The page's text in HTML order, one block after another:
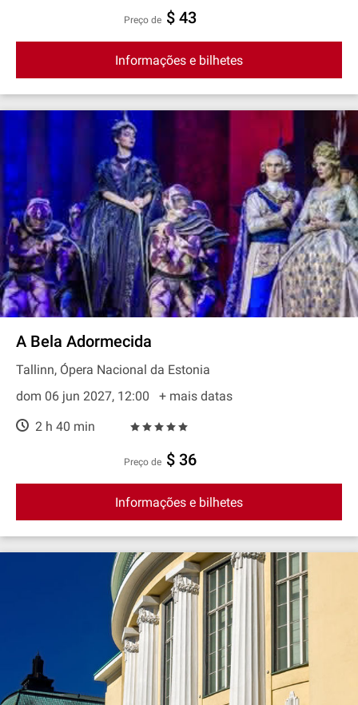
preço de $ 43
Informações e bilhetes
A Bela Adormecida
Tallinn, Ópera Nacional da Estonia
dom 06 jun 2027, 12:00
+ mais datas
2 h 40 min
preço de $ 36
Informações e bilhetes